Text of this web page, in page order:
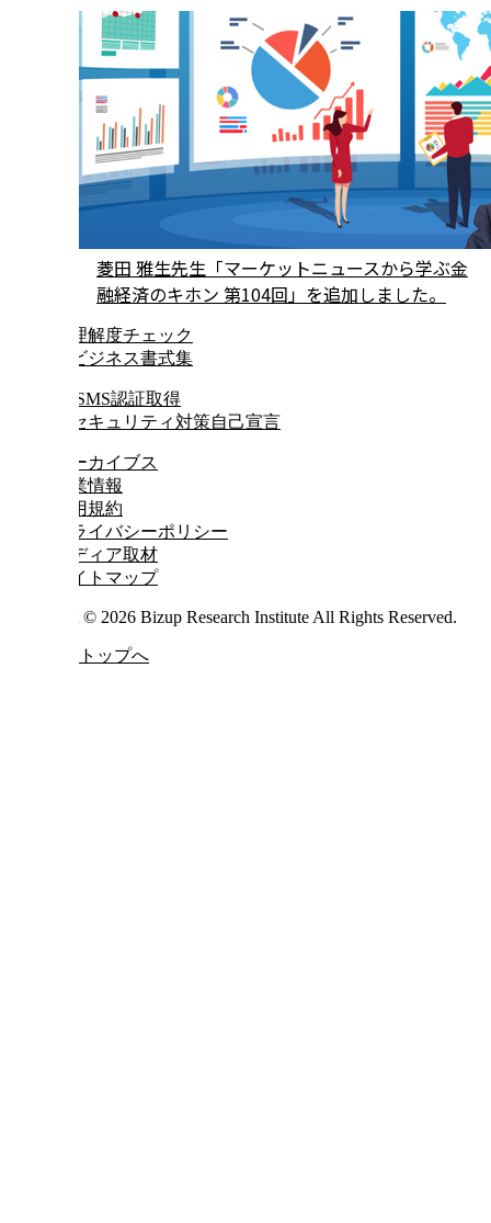
菱田 雅生先生「マーケットニュースから学ぶ金
融経済のキホン 第104回」を追加しました。
アーカイブス
企業情報
利用規約
プライバシーポリシー
メディア取材
サイトマップ
Copyright © 2026 Bizup Research Institute All Rights Reserved.